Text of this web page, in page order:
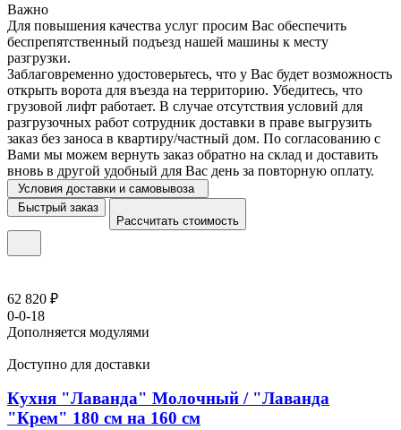
Важно
Для повышения качества услуг просим Вас обеспечить
беспрепятственный подъезд нашей машины к месту
разгрузки.
Заблаговременно удостоверьтесь, что у Вас будет возможность
открыть ворота для въезда на территорию. Убедитесь, что
грузовой лифт работает. В случае отсутствия условий для
разгрузочных работ сотрудник доставки в праве выгрузить
заказ без заноса в квартиру/частный дом. По согласованию с
Вами мы можем вернуть заказ обратно на склад и доставить
вновь в другой удобный для Вас день за повторную оплату.
Условия доставки и самовывоза
Быстрый заказ
Рассчитать стоимость
62 820 ₽
0-0-18
Дополняется модулями
Доступно для доставки
Кухня "Лаванда" Молочный / "Лаванда
"Крем" 180 см на 160 см